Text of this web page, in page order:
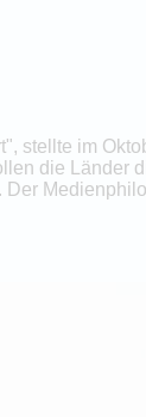
stellte im
die Länder